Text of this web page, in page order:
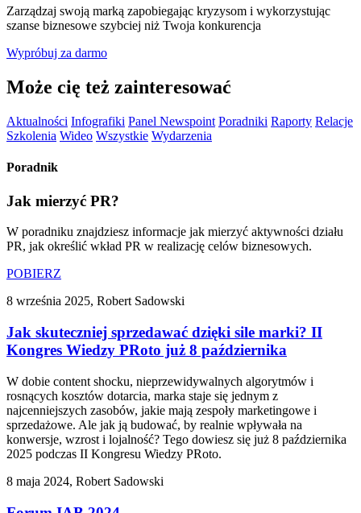
Zarządzaj swoją marką zapobiegając kryzysom i wykorzystując
szanse biznesowe szybciej niż Twoja konkurencja
Wypróbuj za darmo
Może cię też zainteresować
Aktualności Infografiki Panel Newspoint Poradniki Raporty Relacje
Szkolenia Wideo Wszystkie Wydarzenia
Poradnik
Jak mierzyć PR?
W poradniku znajdziesz informacje jak mierzyć aktywności działu
PR, jak określić wkład PR w realizację celów biznesowych.
POBIERZ
8 września 2025, Robert Sadowski
Jak skuteczniej sprzedawać dzięki sile marki? II
Kongres Wiedzy PRoto już 8 października
W dobie content shocku, nieprzewidywalnych algorytmów i
rosnących kosztów dotarcia, marka staje się jednym z
najcenniejszych zasobów, jakie mają zespoły marketingowe i
sprzedażowe. Ale jak ją budować, by realnie wpływała na
konwersje, wzrost i lojalność? Tego dowiesz się już 8 października
2025 podczas II Kongresu Wiedzy PRoto.
8 maja 2024, Robert Sadowski